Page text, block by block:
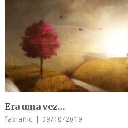
Era uma vez…
fabianlc 09/10/2019